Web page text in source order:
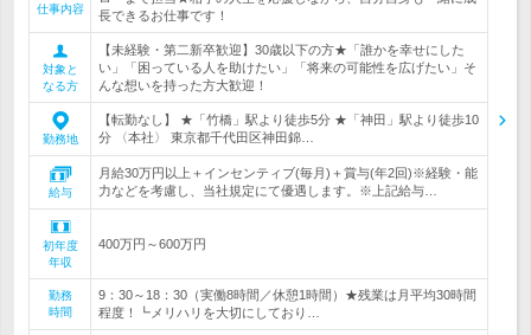
仕事内容
長できるお仕事です！
対象と
なる方
【未経験・第二新卒歓迎】30歳以下の方★「誰かを幸せにした
い」「困っている人を助けたい」「将来の可能性を広げたい」そ
んな想いを持った方大歓迎！
勤務地
【転勤なし】 ★「竹橋」駅より徒歩5分 ★「神田」駅より徒歩10
分 〈本社〉 東京都千代田区神田錦…
給与
月給30万円以上＋インセンティブ(毎月)＋賞与(年2回)※経験・能
力などを考慮し、当社規定にて優遇します。※上記給与…
初年度
年収
400万円～600万円
勤務
時間
9：30～18：30（実働8時間／休憩1時間）★残業は月平均30時間
程度！┗メリハリを大切にしており…